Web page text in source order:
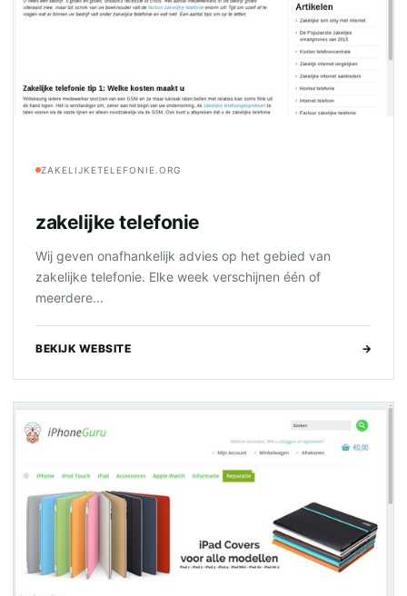
ZAKELIJKETELEFONIE.ORG
zakelijke telefonie
Wij geven onafhankelijk advies op het gebied van
zakelijke telefonie. Elke week verschijnen één of
meerdere...
BEKIJK WEBSITE →